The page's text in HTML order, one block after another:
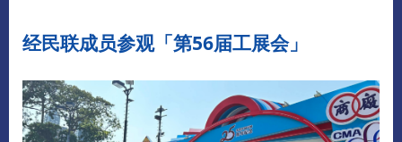
经民联成员参观「第56届工展会」